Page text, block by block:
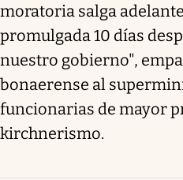
moratoria salga
promulgada 10 días
nuestro gobierno",
bonaerense al
funcionarias de mayor
kirchnerismo.